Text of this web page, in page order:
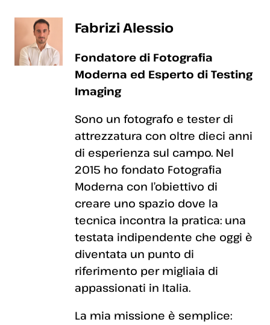
Fabrizi Alessio
Fondatore di Fotografia
Moderna ed Esperto di Testing
Imaging
Sono un fotografo e tester di
attrezzatura con oltre dieci anni
di esperienza sul campo. Nel
2015 ho fondato Fotografia
Moderna con l’obiettivo di
creare uno spazio dove la
tecnica incontra la pratica: una
testata indipendente che oggi è
diventata un punto di
riferimento per migliaia di
appassionati in Italia.
La mia missione è semplice: